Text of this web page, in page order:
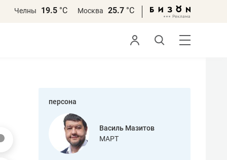
Челны 19.5 °С Москва 25.7 °С
персона
Василь Мазитов
МАРТ